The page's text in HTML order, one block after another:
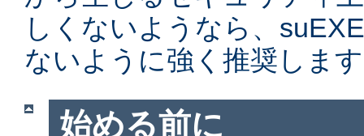
しくないようなら、
ないように強く推奨しま
始める前に